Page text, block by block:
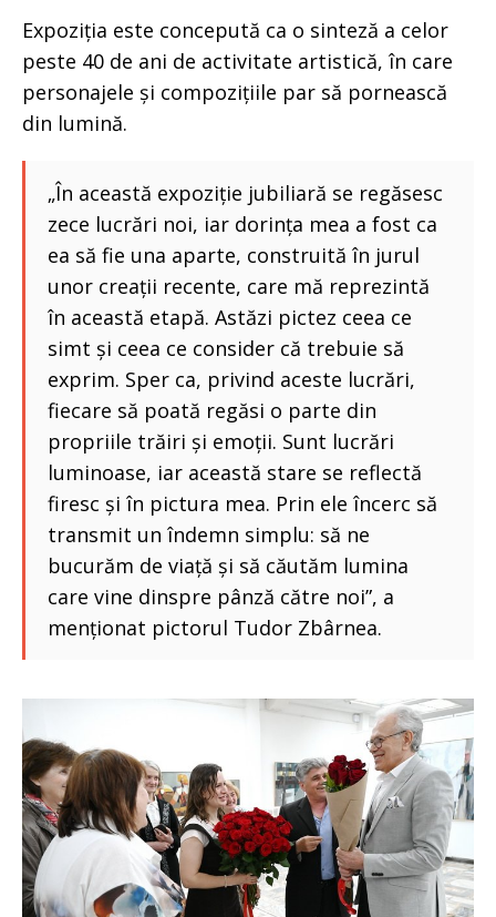
Expoziția este concepută ca o sinteză a celor
peste 40 de ani de activitate artistică, în care
personajele și compozițiile par să pornească
din lumină.
„În această expoziție jubiliară se regăsesc
zece lucrări noi, iar dorința mea a fost ca
ea să fie una aparte, construită în jurul
unor creații recente, care mă reprezintă
în această etapă. Astăzi pictez ceea ce
simt și ceea ce consider că trebuie să
exprim. Sper ca, privind aceste lucrări,
fiecare să poată regăsi o parte din
propriile trăiri și emoții. Sunt lucrări
luminoase, iar această stare se reflectă
firesc și în pictura mea. Prin ele încerc să
transmit un îndemn simplu: să ne
bucurăm de viață și să căutăm lumina
care vine dinspre pânză către noi”, a
menționat pictorul Tudor Zbârnea.